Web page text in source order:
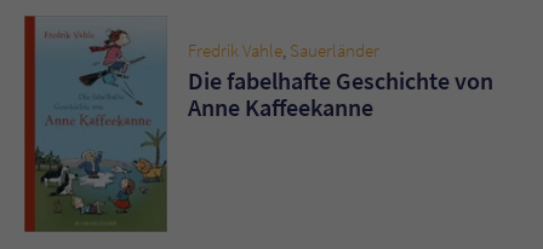
Fredrik Vahle Sauerländer
Die fabelhafte Geschichte von
Anne Kaffeekanne